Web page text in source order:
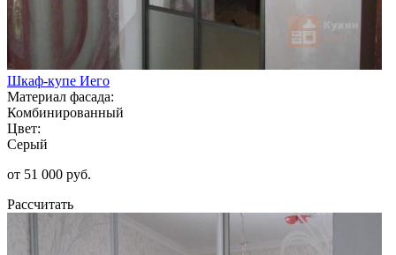
Шкаф-купе Иего
Материал фасада:
Комбинированный
Цвет:
Серый
от 51 000 руб.
Рассчитать